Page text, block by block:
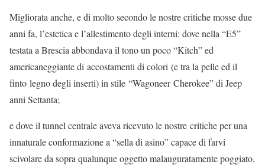
Migliorata anche, e di molto secondo le nostre critiche mosse due
anni fa, l’estetica e l’allestimento degli interni: dove nella “E5”
testata a Brescia abbondava il tono un poco “Kitch” ed
americaneggiante di accostamenti di colori (e tra la pelle ed il
finto legno degli inserti) in stile “Wagoneer Cherokee” di Jeep
anni Settanta;
e dove il tunnel centrale aveva ricevuto le nostre critiche per una
innaturale conformazione a “sella di asino” capace di farvi
scivolare da sopra qualunque oggetto malauguratamente poggiato,